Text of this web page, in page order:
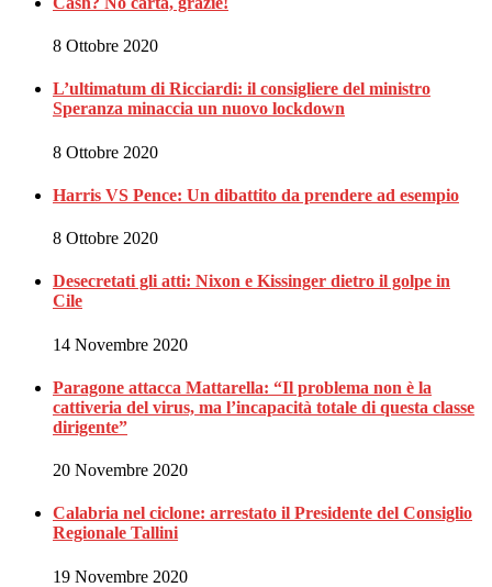
8 Ottobre 2020
L’ultimatum di Ricciardi: il consigliere del ministro
Speranza minaccia un nuovo lockdown
8 Ottobre 2020
Harris VS Pence: Un dibattito da prendere ad esempio
8 Ottobre 2020
Desecretati gli atti: Nixon e Kissinger dietro il golpe in
Cile
14 Novembre 2020
Paragone attacca Mattarella: “Il problema non è la
cattiveria del virus, ma l’incapacità totale di questa classe
dirigente”
20 Novembre 2020
Calabria nel ciclone: arrestato il Presidente del Consiglio
Regionale Tallini
19 Novembre 2020